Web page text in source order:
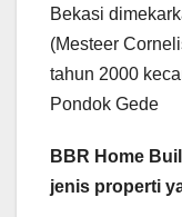
Bekasi
(Mesteer
tahun 2000
Pondok Gede
BBR Home
jenis properti